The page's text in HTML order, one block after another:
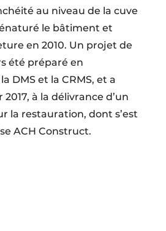
au niveau de la cuve
le bâtiment et
en 2010. Un projet de
été préparé en
DMS et la CRMS, et a
à la délivrance d’un
la restauration, dont s’est
ACH Construct.